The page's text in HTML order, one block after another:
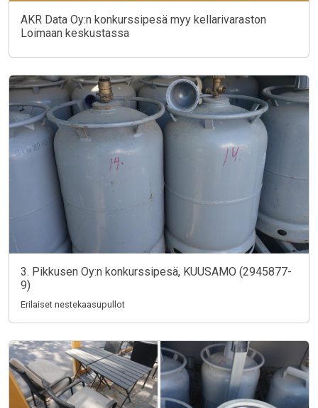
AKR Data Oy:n konkurssipesä myy kellarivaraston
Loimaan keskustassa
3. Pikkusen Oy:n konkurssipesä, KUUSAMO (2945877-
9)
Erilaiset nestekaasupullot